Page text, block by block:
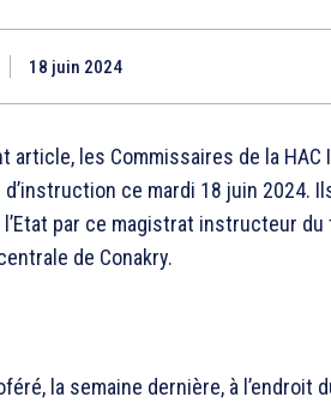
18 juin 2024
article, les Commissaires de la HAC
ce mardi 18 juin 2024.
par ce magistrat instructeur
de Conakry.
la semaine dernière, à l’endroit